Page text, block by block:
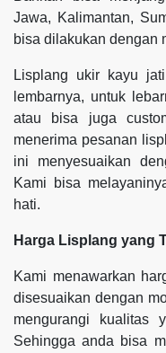
Jawa, Kalimantan,
bisa dilakukan dengan
Lisplang ukir kayu
lembarnya, untuk
atau bisa juga
menerima pesanan
ini menyesuaikan
Kami bisa
hati.
Harga Lisplang yang
Kami menawarkan
disesuaikan dengan
mengurangi kualitas
Sehingga anda bisa